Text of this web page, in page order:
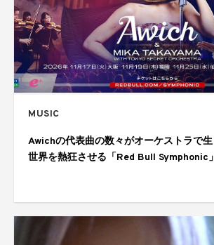
MUSIC
Awichの代表曲の数々がオーケストラで
世界を熱狂させる「Red Bull Symphonic